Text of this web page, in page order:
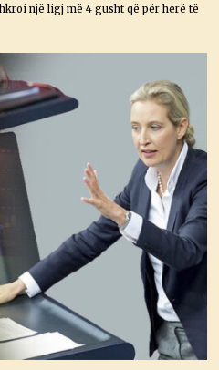
një ligj më 4 gusht që për herë të